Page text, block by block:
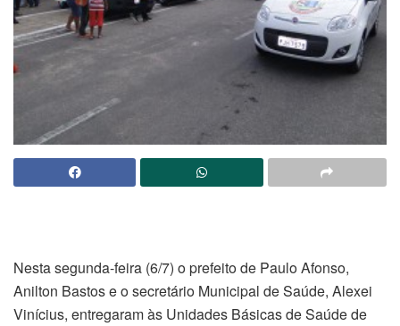
Nesta segunda-feira (6/7) o prefeito de Paulo Afonso,
Anilton Bastos e o secretário Municipal de Saúde, Alexei
Vinícius, entregaram às Unidades Básicas de Saúde de